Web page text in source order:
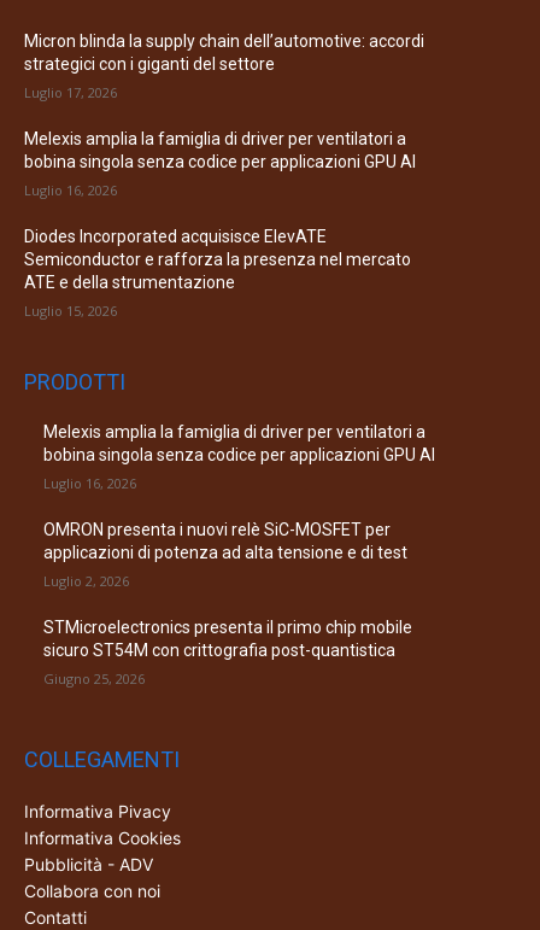
Micron blinda la supply chain dell’automotive: accordi
strategici con i giganti del settore
Luglio 17, 2026
Melexis amplia la famiglia di driver per ventilatori a
bobina singola senza codice per applicazioni GPU AI
Luglio 16, 2026
Diodes Incorporated acquisisce ElevATE
Semiconductor e rafforza la presenza nel mercato
ATE e della strumentazione
Luglio 15, 2026
PRODOTTI
Melexis amplia la famiglia di driver per ventilatori a
bobina singola senza codice per applicazioni GPU AI
Luglio 16, 2026
OMRON presenta i nuovi relè SiC-MOSFET per
applicazioni di potenza ad alta tensione e di test
Luglio 2, 2026
STMicroelectronics presenta il primo chip mobile
sicuro ST54M con crittografia post-quantistica
Giugno 25, 2026
COLLEGAMENTI
Informativa Pivacy
Informativa Cookies
Pubblicità - ADV
Collabora con noi
Contatti